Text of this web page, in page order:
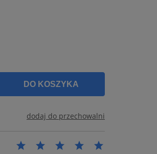
DO KOSZYKA
dodaj do przechowalni